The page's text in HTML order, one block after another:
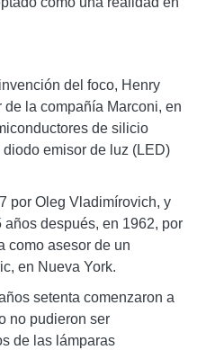
del foco, Henry
la compañía Marconi, en
de silicio
emisor de luz (LED)
por Oleg Vladimírovich, y
después, en 1962, por
como asesor de un
en Nueva York.
setenta comenzaron a
no pudieron ser
de las lámparas